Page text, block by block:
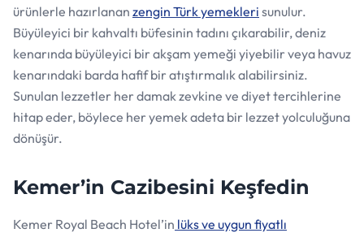
ürünlerle hazırlanan zengin Türk yemekleri sunulur.
Büyüleyici bir kahvaltı büfesinin tadını çıkarabilir, deniz
kenarında büyüleyici bir akşam yemeği yiyebilir veya havuz
kenarındaki barda hafif bir atıştırmalık alabilirsiniz.
Sunulan lezzetler her damak zevkine ve diyet tercihlerine
hitap eder, böylece her yemek adeta bir lezzet yolculuğuna
dönüşür.
Kemer’in Cazibesini Keşfedin
Kemer Royal Beach Hotel’in lüks ve uygun fiyatlı